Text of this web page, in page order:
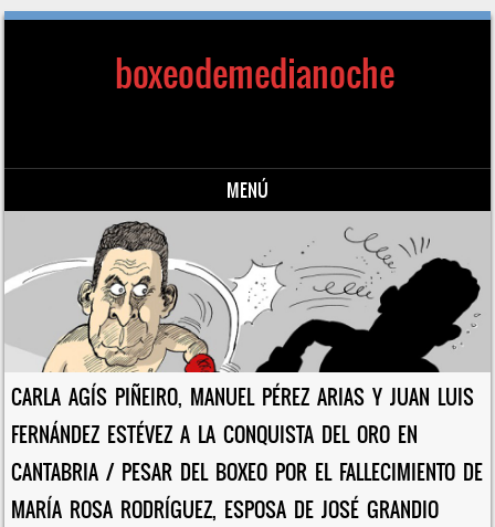
boxeodemedianoche
MENÚ
Saltar al contenido
CARLA AGÍS PIÑEIRO, MANUEL PÉREZ ARIAS Y JUAN LUIS
FERNÁNDEZ ESTÉVEZ A LA CONQUISTA DEL ORO EN
CANTABRIA / PESAR DEL BOXEO POR EL FALLECIMIENTO DE
MARÍA ROSA RODRÍGUEZ, ESPOSA DE JOSÉ GRANDIO